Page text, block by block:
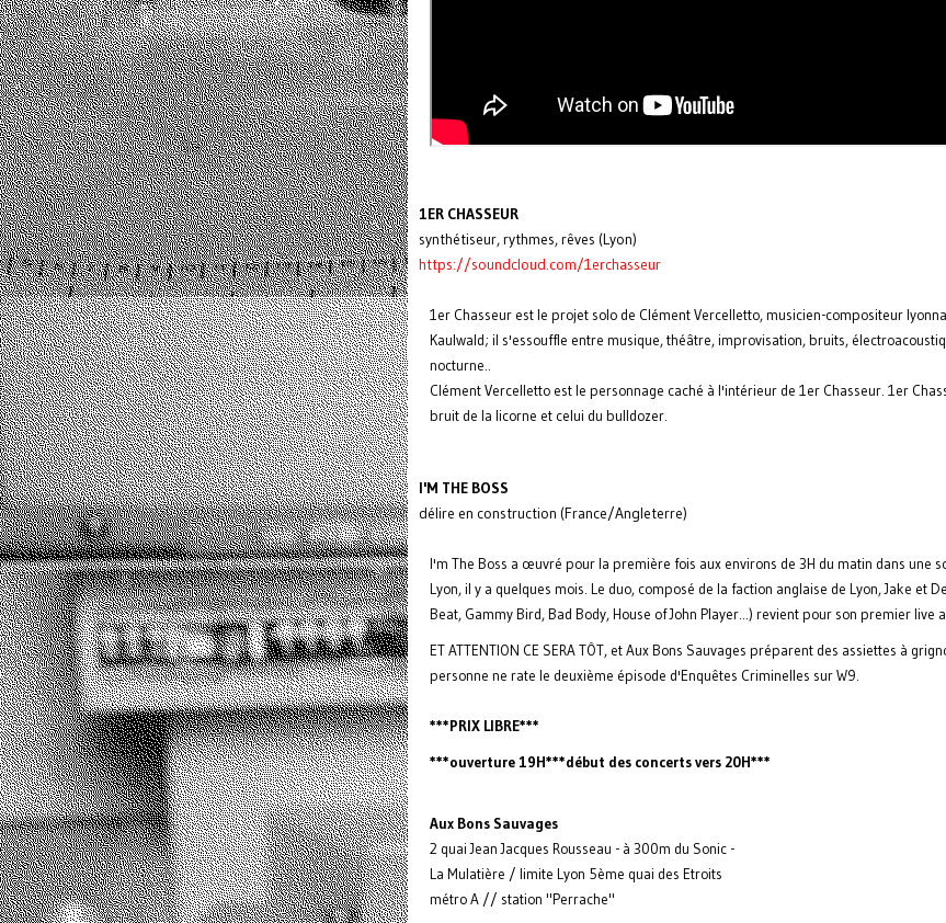
1ER CHASSEUR
synthétiseur, rythmes, rêves (Lyon)
https://soundcloud.com/1erchasseur
1er Chasseur est le projet solo de Clément Vercelletto, musicien-compositeur
Kaulwald; il s'essouffle entre musique, théâtre, improvisation, bruits,
nocturne..
Clément Vercelletto est le personnage caché à l'intérieur de 1er Chasseur. 1er
bruit de la licorne et celui du bulldozer.
I'M THE BOSS
délire en construction (France/Angleterre)
I'm The Boss a œuvré pour la première fois aux environs de 3H du matin dans une
Lyon, il y a quelques mois. Le duo, composé de la faction anglaise de Lyon, Jake et
Beat, Gammy Bird, Bad Body, House of John Player...) revient pour son premier live
ET ATTENTION CE SERA TÔT, et Aux Bons Sauvages préparent des assiettes à
personne ne rate le deuxième épisode d'Enquêtes Criminelles sur W9.
***PRIX LIBRE***
***ouverture 19H***début des concerts vers 20H***
Aux Bons Sauvages
2 quai Jean Jacques Rousseau - à 300m du Sonic -
La Mulatière / limite Lyon 5ème quai des Etroits
métro A // station "Perrache"